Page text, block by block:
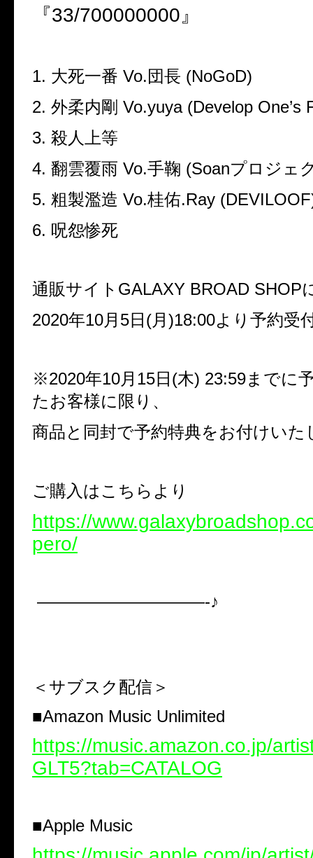
『33/700000000 』
1. 大死一番 Vo.団長 (NoGoD)
2. 外柔内剛 Vo.yuya (Develop One’s
3. 殺人上等
4. 翻雲覆雨 Vo.手鞠 (Soanプロジェ
5. 粗製濫造 Vo.桂佑.Ray
6. 呪怨惨死
通販サイト GALAXY BROAD SHOP
2020年10月 5日 (月 )18:00より予約受
※2020年10月 15日 (木) 23:59までに
たお客様に限り、
商品と同封で予約特典をお付けいた
ご購入はこちらより
https://
pero/
——————————-♪
＜サブスク配信＞
■Amazon Music Unlimited
https://music.amazon.co.jp/
GLT5?tab=CATALOG
■Apple Music